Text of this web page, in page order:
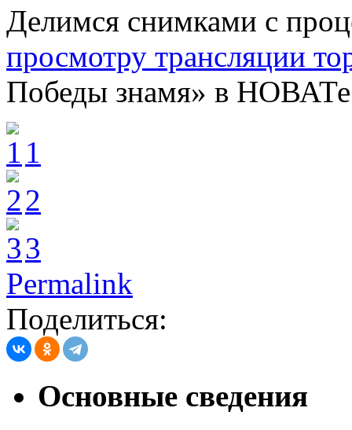
Делимся снимками с
просмотру трансляции
Победы знамя» в
1
2
3
Permalink
Поделиться:
Основные сведения